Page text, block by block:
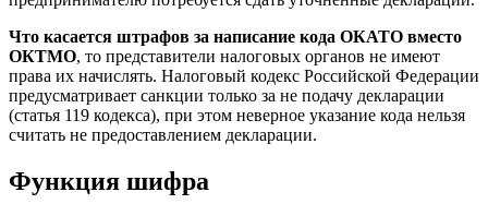
Что касается штрафов за написание кода ОКАТО вместо
ОКТМО, то представители налоговых органов не имеют
права их начислять. Налоговый кодекс Российской Федерации
предусматривает санкции только за не подачу декларации
(статья 119 кодекса), при этом неверное указание кода нельзя
считать не предоставлением декларации.
Функция шифра